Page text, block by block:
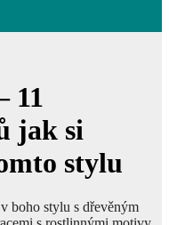
11
jak si
stylu